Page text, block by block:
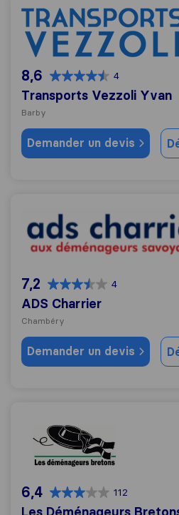
Transports Vezzoli Yvan
8,6 4
Transports Vezzoli Yvan
Barby
Demander un devis
ADS Charrier
7,2 4
ADS Charrier
Chambéry
Demander un devis
Les Déménageurs Bretons
6,4 112